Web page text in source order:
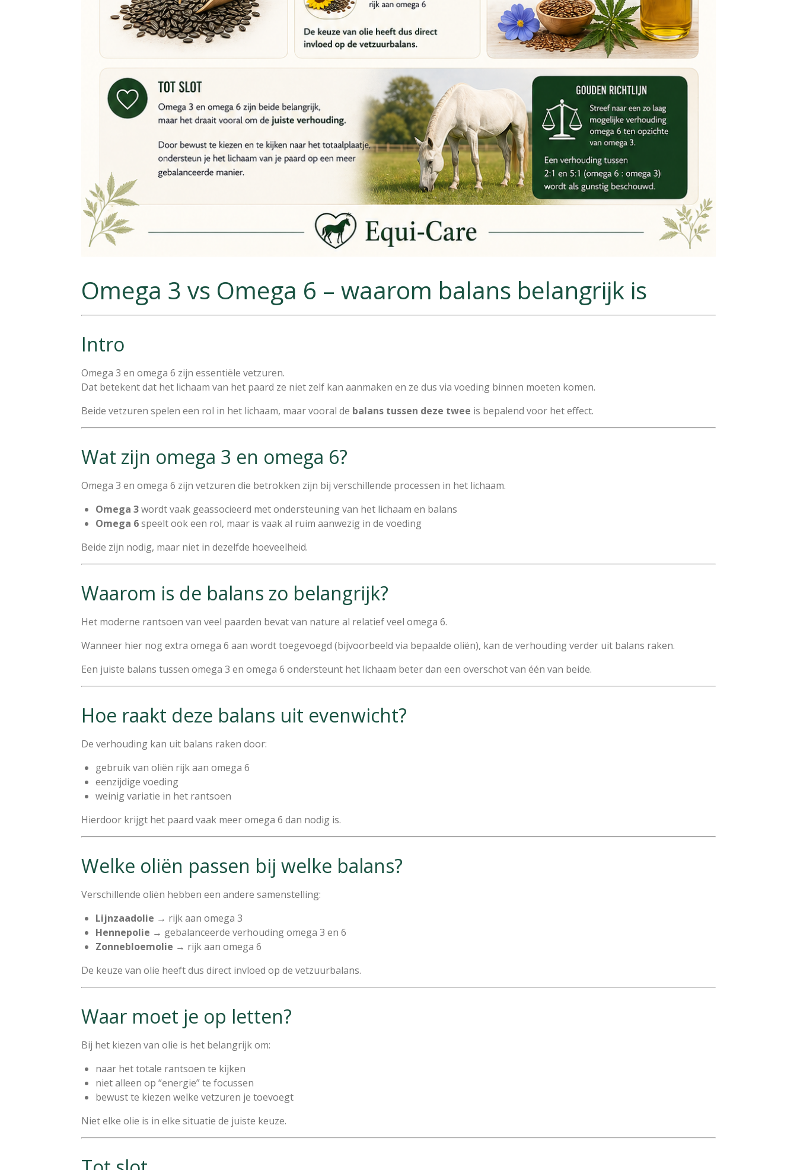
Omega 3 vs Omega 6 – waarom balans belangrijk is
Intro
Omega 3 en omega 6 zijn essentiële vetzuren.
Dat betekent dat het lichaam van het paard ze niet zelf kan aanmaken en ze dus via voeding binnen moeten komen.
Beide vetzuren spelen een rol in het lichaam, maar vooral de balans tussen deze twee is bepalend voor het effect.
Wat zijn omega 3 en omega 6?
Omega 3 en omega 6 zijn vetzuren die betrokken zijn bij verschillende processen in het lichaam.
Omega 3wordt vaak geassocieerd met ondersteuning van het lichaam en balans
Omega 6speelt ook een rol, maar is vaak al ruim aanwezig in de voeding
Beide zijn nodig, maar niet in dezelfde hoeveelheid.
Waarom is de balans zo belangrijk?
Het moderne rantsoen van veel paarden bevat van nature al relatief veel omega 6.
Wanneer hier nog extra omega 6 aan wordt toegevoegd (bijvoorbeeld via bepaalde oliën), kan de verhouding verder uit balans raken.
Een juiste balans tussen omega 3 en omega 6 ondersteunt het lichaam beter dan een overschot van één van beide.
Hoe raakt deze balans uit evenwicht?
De verhouding kan uit balans raken door:
gebruik van oliën rijk aan omega 6
eenzijdige voeding
weinig variatie in het rantsoen
Hierdoor krijgt het paard vaak meer omega 6 dan nodig is.
Welke oliën passen bij welke balans?
Verschillende oliën hebben een andere samenstelling:
Lijnzaadolie → rijk aan omega 3
Hennepolie → gebalanceerde verhouding omega 3 en 6
Zonnebloemolie → rijk aan omega 6
De keuze van olie heeft dus direct invloed op de vetzuurbalans.
Waar moet je op letten?
Bij het kiezen van olie is het belangrijk om:
naar het totale rantsoen te kijken
niet alleen op “energie” te focussen
bewust te kiezen welke vetzuren je toevoegt
Niet elke olie is in elke situatie de juiste keuze.